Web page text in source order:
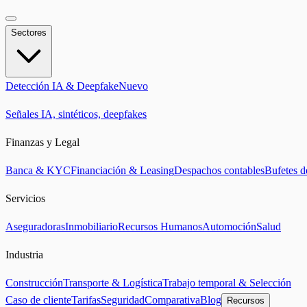
Sectores
Detección IA & DeepfakeNuevo
Señales IA, sintéticos, deepfakes
Finanzas y Legal
Banca & KYCFinanciación & LeasingDespachos contablesBufetes
Servicios
AseguradorasInmobiliarioRecursos HumanosAutomociónSalud
Industria
ConstrucciónTransporte & LogísticaTrabajo temporal & Selección
Caso de clienteTarifasSeguridadComparativaBlog Recursos